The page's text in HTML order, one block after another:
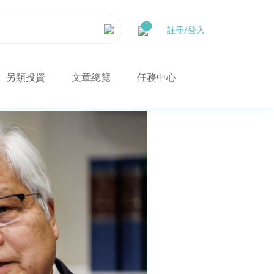
註冊/登入
另類投資 文章總覽 任務中心